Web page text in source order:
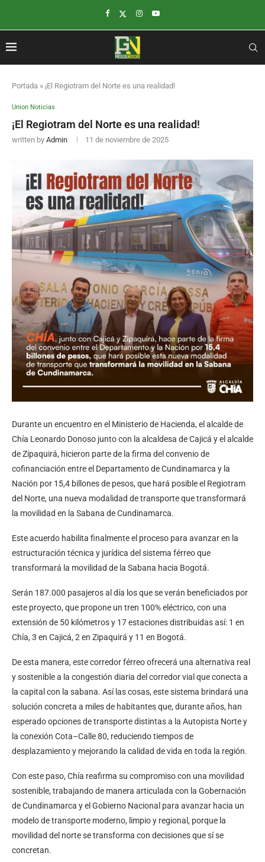
Portada » ¡El Regiotram del Norte es una realidad!
Union Noticias
¡El Regiotram del Norte es una realidad!
written by Admin 11 de noviembre de 2025
Durante un encuentro en el Ministerio de Hacienda, el alcalde de
Chía Leonardo Donoso junto con la alcaldesa de Cajicá y el alcalde
de Zipaquirá, hicieron parte de la firma del convenio de
cofinanciación entre el Departamento de Cundinamarca y la
Nación por 15,4 billones de pesos, que hará posible el Regiotram
del Norte, una nueva modalidad de transporte que transformará
la movilidad en la Sabana de Cundinamarca.
Este acuerdo habilita finalmente el proceso para avanzar en la
estructuración técnica y jurídica del sistema férreo que
transformará la movilidad de la Sabana hacia Bogotá.
Serán 187.000 pasajeros al día los que se verán beneficiados por
este proyecto, que propone un tren 100% eléctrico, con una
extensión de 50 kilómetros y 17 estaciones distribuidas así: 1 en
Chía, 3 en Cajicá, 2 en Zipaquirá y 11 en Bogotá.
De esta manera, este corredor férreo ofrecerá una alternativa real
y sostenible a la congestión diaria del corredor vial que conecta a
la capital con la sabana. Así las cosas, este sistema brindará una
solución concreta a miles de habitantes que, durante años, han
esperado opciones de transporte distintas a la Autopista Norte y
la conexión Cota–Calle 80, reduciendo tiempos de
desplazamiento y mejorando la calidad de vida en toda la región.
Con este paso, Chía reafirma su compromiso con una movilidad
sostenible, trabajando de manera articulada con la Gobernación
de Cundinamarca y el Gobierno Nacional para avanzar hacia un
modelo de transporte moderno, limpio y regional, porque la
movilidad del norte se transforma con decisiones que sí se
concretan.